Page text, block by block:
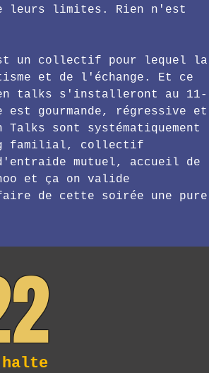
leurs limites. Rien n'est
un collectif pour lequel la
et de l'échange. Et ce
talks s'installeront au 11-
gourmande, régressive et
sont systématiquement
familial, collectif
mutuel, accueil de
et ça on valide
de cette soirée une pure